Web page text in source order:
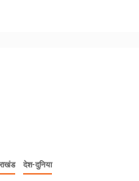
देश-दुनिया